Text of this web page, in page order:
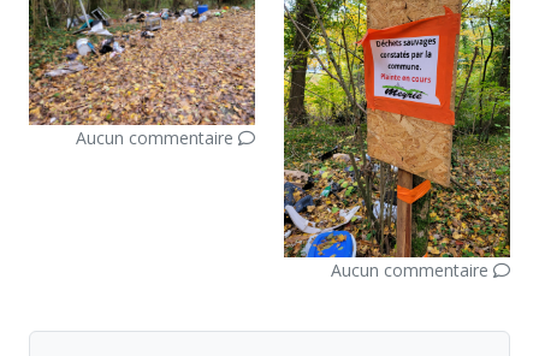
Aucun commentaire
Aucun commentaire